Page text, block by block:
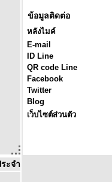
ะจำ
ข้อมูลติดต่อ
หลังไมค์
E-mail
ID Line
QR code Line
Facebook
Twitter
Blog
เว็บไซต์ส่วนตัว